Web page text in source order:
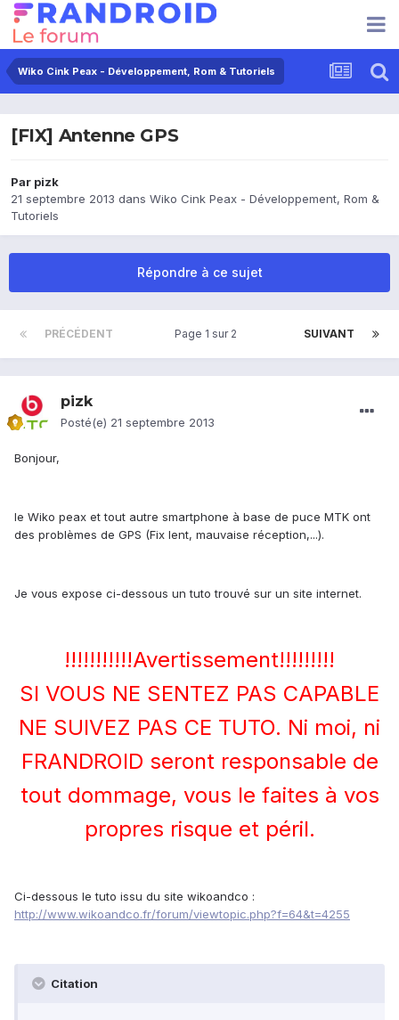
Wiko Cink Peax - Développement, Rom & Tutoriels
[FIX] Antenne GPS
Par pizk
21 septembre 2013 dans Wiko Cink Peax - Développement, Rom &
Tutoriels
Répondre à ce sujet
PRÉCÉDENT SUIVANT
Page 1 sur 2
pizk
Posté(e) 21 septembre 2013
Bonjour,
le Wiko peax et tout autre smartphone à base de puce MTK ont
des problèmes de GPS (Fix lent, mauvaise réception,...).
Je vous expose ci-dessous un tuto trouvé sur un site internet.
!!!!!!!!!!!Avertissement!!!!!!!!!
SI VOUS NE SENTEZ PAS CAPABLE
NE SUIVEZ PAS CE TUTO. Ni moi, ni
FRANDROID seront responsable de
tout dommage, vous le faites à vos
propres risque et péril.
Ci-dessous le tuto issu du site wikoandco :
http://www.wikoandco.fr/forum/viewtopic.php?f=64&t=4255
Citation